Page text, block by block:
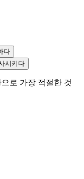
다
시키다
로 가장 적절한 것